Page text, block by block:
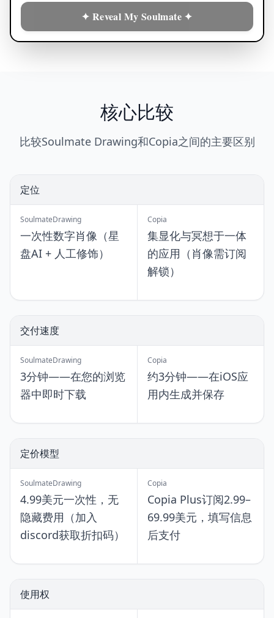
✦ Reveal My Soulmate ✦
核心比较
比较Soulmate Drawing和Copia之间的主要区别
定位
SoulmateDrawing
一次性数字肖像（星
盘AI + 人工修饰）
Copia
集显化与冥想于一体
的应用（肖像需订阅
解锁）
交付速度
SoulmateDrawing
3分钟——在您的浏览
器中即时下载
Copia
约3分钟——在iOS应
用内生成并保存
定价模型
SoulmateDrawing
4.99美元一次性，无
隐藏费用（加入
discord获取折扣码）
Copia
Copia Plus订阅2.99–
69.99美元，填写信息
后支付
使用权